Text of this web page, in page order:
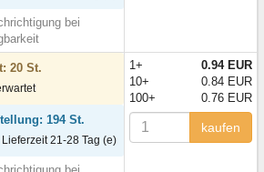
bei
20 St.
194 St.
Lieferzeit 21-28 Tag (e)
1+
0.94 EUR
10+
0.84 EUR
100+
0.76 EUR
kaufen